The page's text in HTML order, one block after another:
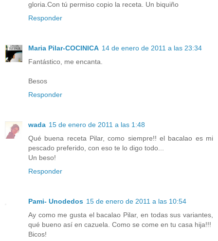
gloria.Con tú permiso copio la receta. Un biquiño
Responder
Maria Pilar-COCINICA 14 de enero de 2011 a las 23:34
Fantástico, me encanta.
Besos
Responder
wada 15 de enero de 2011 a las 1:48
Qué buena receta Pilar, como siempre!! el bacalao es mi
pescado preferido, con eso te lo digo todo...
Un beso!
Responder
Pami- Unodedos 15 de enero de 2011 a las 10:54
Ay como me gusta el bacalao Pilar, en todas sus variantes,
qué bueno así en cazuela. Como se come en tu casa hija!!!
Bicos!